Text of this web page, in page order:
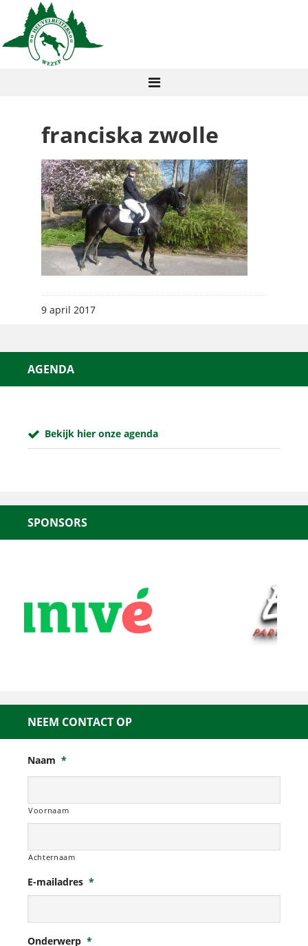
franciska zwolle
9 april 2017
AGENDA
Bekijk hier onze agenda
SPONSORS
NEEM CONTACT OP
Naam *
Voornaam
Achternaam
E-mailadres *
Onderwerp *